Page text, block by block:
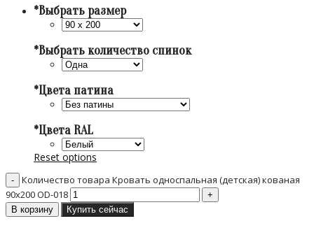
*Выбрать размер
*Выбрать количество спинок
*Цвета патина
*Цвета RAL
Reset options
Количество товара Кровать односпальная (детская) кованая
90х200 ОD-018
В корзину Купить сейчас